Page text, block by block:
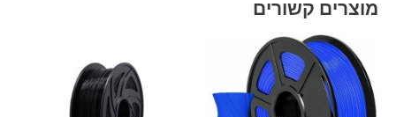
מוצרים קשורים